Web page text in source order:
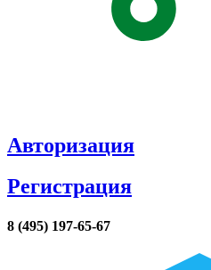
Авторизация
Регистрация
8 (495) 197-65-67